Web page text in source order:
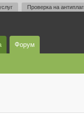
Проверка на
Форум